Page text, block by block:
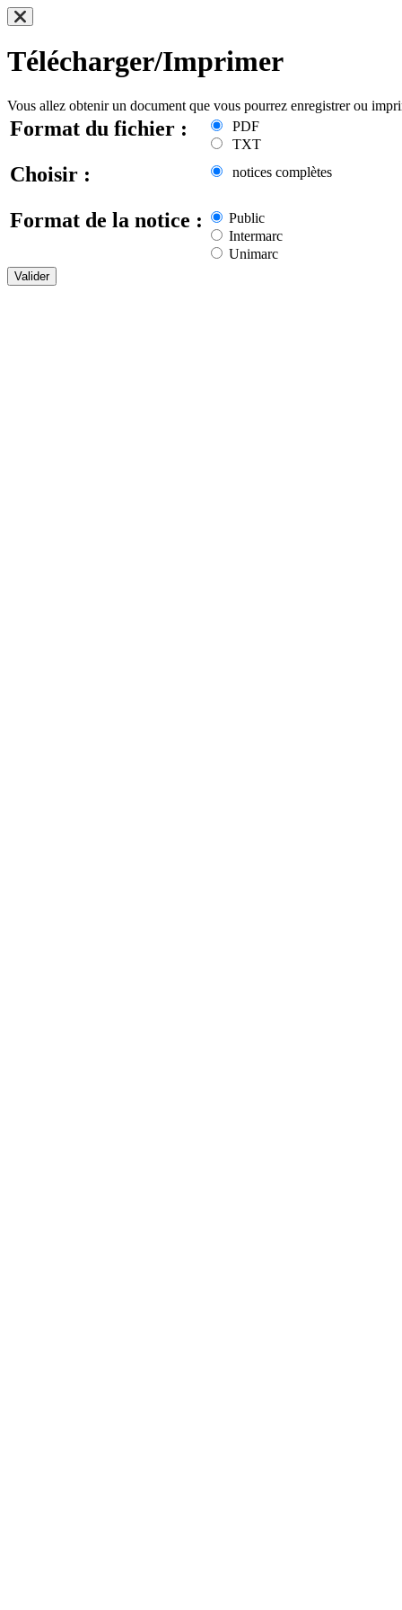
Télécharger/Imprimer
Vous allez obtenir un document que vous pourrez enregistrer ou
Format du fichier :
PDF
TXT
Choisir : notices complètes
Format de la notice :
Public
Intermarc
Unimarc